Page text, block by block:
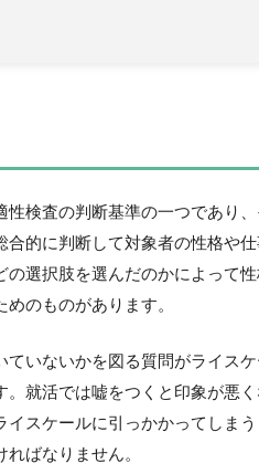
検査の判断基準の一つであり
的に判断して対象者の性格や
の選択肢を選んだのかによって
のものがあります。
いないかを図る質問がライス
。就活では嘘をつくと印象が悪
スケールに引っかかってしま
ばなりません。